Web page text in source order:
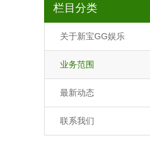
栏目分类
关于新宝GG娱乐
业务范围
最新动态
联系我们